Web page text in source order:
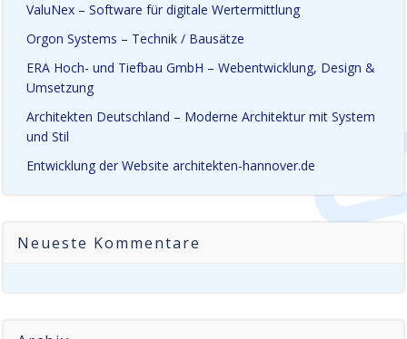
ValuNex – Software für digitale Wertermittlung
Orgon Systems – Technik / Bausätze
ERA Hoch- und Tiefbau GmbH – Webentwicklung, Design &
Umsetzung
Architekten Deutschland – Moderne Architektur mit System
und Stil
Entwicklung der Website architekten-hannover.de
Neueste Kommentare